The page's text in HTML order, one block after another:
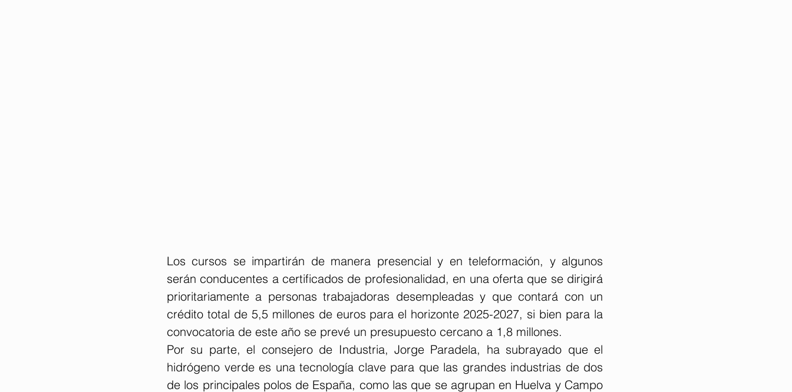
Los cursos se impartirán de manera presencial y en teleformación, y algunos
serán conducentes a certificados de profesionalidad, en una oferta que se dirigirá
prioritariamente a personas trabajadoras desempleadas y que contará con un
crédito total de 5,5 millones de euros para el horizonte 2025-2027, si bien para la
convocatoria de este año se prevé un presupuesto cercano a 1,8 millones.
Por su parte, el consejero de Industria, Jorge Paradela, ha subrayado que el
hidrógeno verde es una tecnología clave para que las grandes industrias de dos
de los principales polos de España, como las que se agrupan en Huelva y Campo